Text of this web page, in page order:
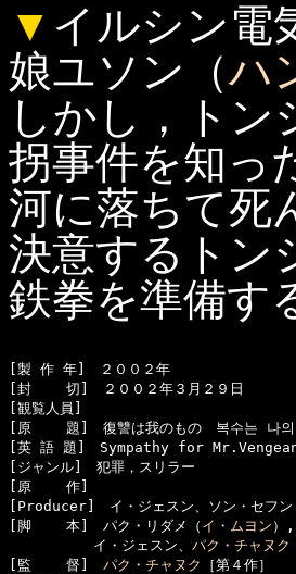
▼ イルシン電
娘ユソン（ハ
しかし，トン
拐事件を知っ
河に落ちて死
決意するトン
鉄拳を準備す
[製 作 年]　２００２年
[封    切]　２００２年３月２９日
[観覧人員]
[原    題]　復讐は我のもの　복수는 나
[英 語 題]　Sympathy for
[ジャンル]　犯罪，スリラー
[原    作]
[Producer]　イ・ジェスン、ソン・セフン
[脚    本]　パク・リダメ（ イ・ムヨン ）,
イ・ジェスン、 パク・チャヌク
[監    督] パク・チャヌク
［第４作］